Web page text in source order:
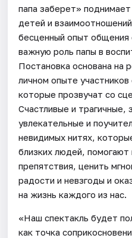
папа заберет»
детей и
бесценный опыт
важную роль папы в
Постановка основана на
личном опыте
которые прозвучат со
Счастливые и трагичные,
увлекательные и
невидимых нитях,
близких людей, помогают
препятствия, ценить
радости и невзгоды и
на жизнь каждого из нас.
«Наш спектакль будет
как точка